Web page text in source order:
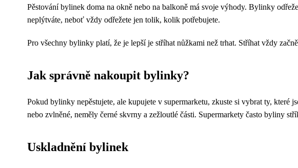
Pěstování bylinek doma na okně nebo na balkoně má svoje výhody. Bylinky
neplýtváte, neboť vždy odřežete jen tolik, kolik potřebujete.
Pro všechny bylinky platí, že je lepší je stříhat nůžkami než trhat. Stříhat vždy
Jak správně nakoupit bylinky?
Pokud bylinky nepěstujete, ale kupujete v supermarketu, zkuste si vybrat ty,
nebo zvlněné, neměly černé skvrny a zežloutlé části. Supermarkety často byliny
Uskladnění bylinek